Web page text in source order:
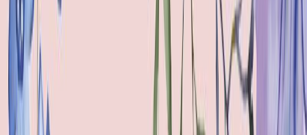
Αφηγητής
Παναγιώτα Βλαντή